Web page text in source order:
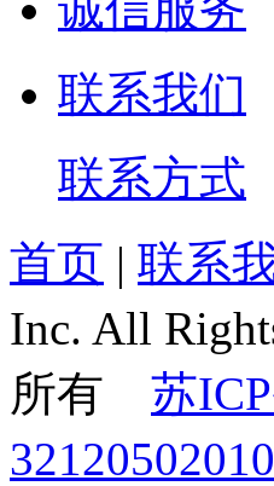
联系我们
联系方式
首页 | 联系
Inc. All
所有 苏